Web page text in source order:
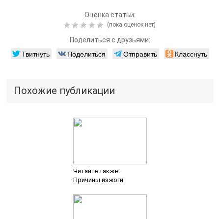
Оценка статьи:
(пока оценок нет)
Поделиться с друзьями:
Твитнуть Поделиться Отправить Класснуть
Похожие публикации
Читайте также:
Причины изжоги